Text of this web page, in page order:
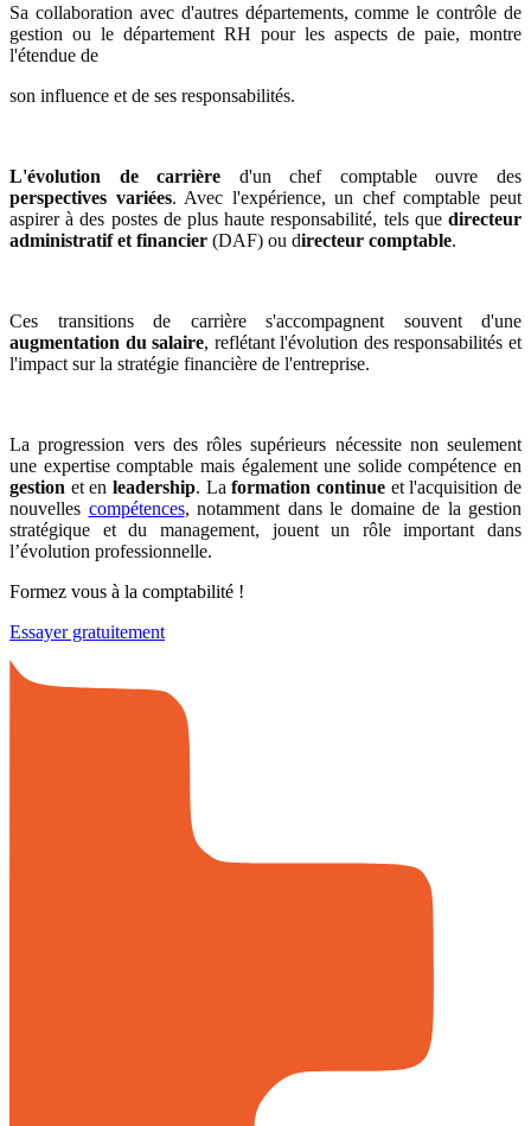
Sa collaboration avec d'autres départements, comme le contrôle de
gestion ou le département RH pour les aspects de paie, montre
l'étendue de
son influence et de ses responsabilités.
L'évolution de carrière d'un chef comptable ouvre des
perspectives variées. Avec l'expérience, un chef comptable peut
aspirer à des postes de plus haute responsabilité, tels que directeur
administratif et financier (DAF) ou directeur comptable.
Ces transitions de carrière s'accompagnent souvent d'une
augmentation du salaire, reflétant l'évolution des responsabilités et
l'impact sur la stratégie financière de l'entreprise.
La progression vers des rôles supérieurs nécessite non seulement
une expertise comptable mais également une solide compétence en
gestion et enleadership. Laformation continue et l'acquisition de
nouvelles compétences, notamment dans le domaine de la gestion
stratégique et du management, jouent un rôle important dans
l’évolution professionnelle.
Formez vous à la comptabilité !
Essayer gratuitement